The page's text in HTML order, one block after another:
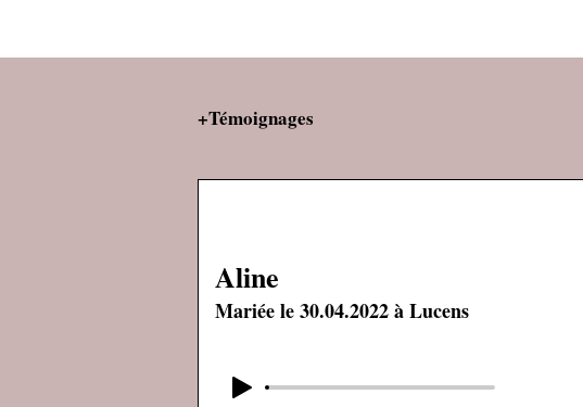
+Témoignages
Aline
Mariéele 30.04.2022 à Lucens